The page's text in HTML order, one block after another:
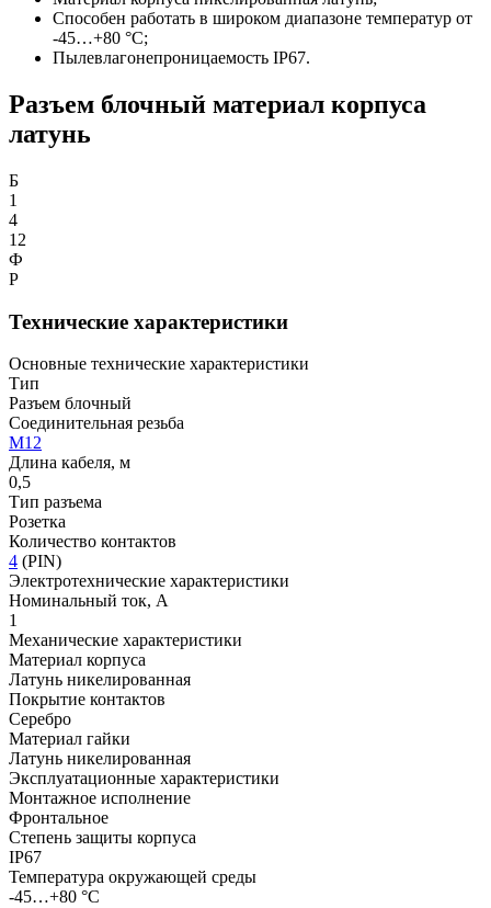
Способен работать в широком диапазоне температур от
-45…+80 °С;
Пылевлагонепроницаемость IP67.
Разъем блочный материал корпуса
латунь
Б
1
4
12
Ф
Р
Технические характеристики
Основные технические характеристики
Тип
Разъем блочный
Соединительная резьба
М12
Длина кабеля, м
0,5
Тип разъема
Розетка
Количество контактов
4 (PIN)
Электротехнические характеристики
Номинальный ток, А
1
Механические характеристики
Материал корпуса
Латунь никелированная
Покрытие контактов
Серебро
Материал гайки
Латунь никелированная
Эксплуатационные характеристики
Монтажное исполнение
Фронтальное
Степень защиты корпуса
IP67
Температура окружающей среды
-45…+80 °С